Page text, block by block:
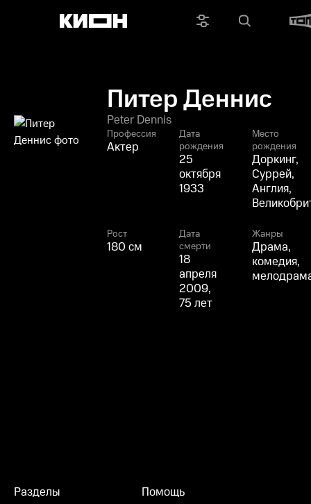
Питер Деннис
Peter Dennis
Профессия
Актер
Дата
рождения
25
октября
1933
Место
рождения
Доркинг,
Суррей,
Англия,
Рост
180 см
Дата
смерти
18
апреля
2009,
75 лет
Жанры
Драма,
комедия,
Разделы Помощь